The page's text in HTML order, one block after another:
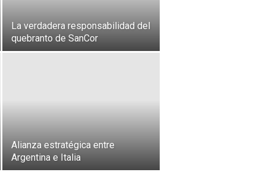
La verdadera responsabilidad del
quebranto de SanCor
Alianza estratégica entre
Argentina e Italia